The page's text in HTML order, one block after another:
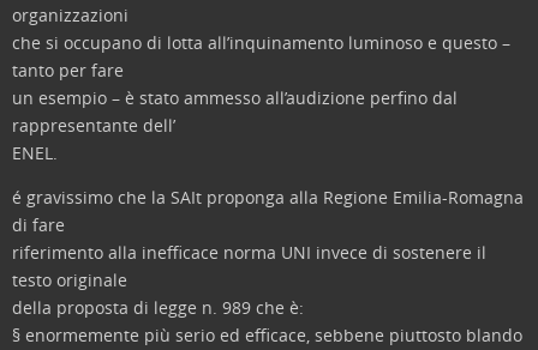
organizzazioni
che si occupano di lotta all’inquinamento luminoso e questo –
tanto per fare
un esempio – è stato ammesso all’audizione perfino dal
rappresentante dell’
ENEL.
é gravissimo che la SAIt proponga alla Regione Emilia-Romagna
di fare
riferimento alla inefficace norma UNI invece di sostenere il
testo originale
della proposta di legge n. 989 che è:
§ enormemente più serio ed efficace, sebbene piuttosto blando